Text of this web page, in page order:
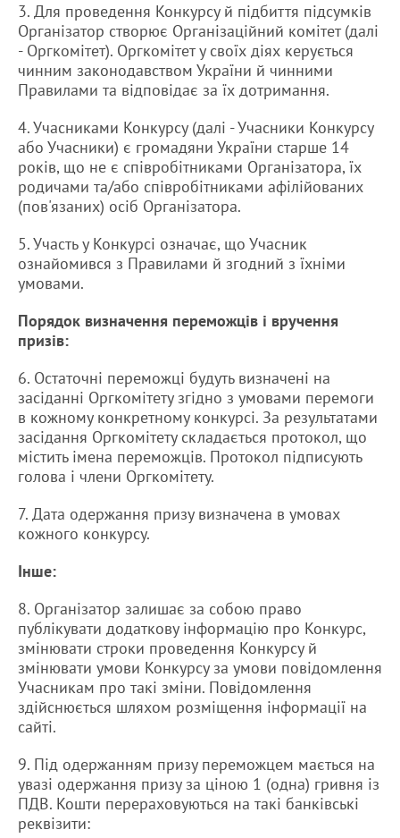
3. Для проведення Конкурсу й підбиття підсумків
Організатор створює Організаційний комітет (далі
- Оргкомітет). Оргкомітет у своїх діях керується
чинним законодавством України й чинними
Правилами та відповідає за їх дотримання.
4. Учасниками Конкурсу (далі - Учасники Конкурсу
або Учасники) є громадяни України старше 14
років, що не є співробітниками Організатора, їх
родичами та/або співробітниками афілійованих
(пов'язаних) осіб Організатора.
5. Участь у Конкурсі означає, що Учасник
ознайомився з Правилами й згодний з їхніми
умовами.
Порядок визначення переможців і вручення
призів:
6. Остаточні переможці будуть визначені на
засіданні Оргкомітету згідно з умовами перемоги
в кожному конкретному конкурсі. За результатами
засідання Оргкомітету складається протокол, що
містить імена переможців. Протокол підписують
голова і члени Оргкомітету.
7. Дата одержання призу визначена в умовах
кожного конкурсу.
Інше:
8. Організатор залишає за собою право
публікувати додаткову інформацію про Конкурс,
змінювати строки проведення Конкурсу й
змінювати умови Конкурсу за умови повідомлення
Учасникам про такі зміни. Повідомлення
здійснюється шляхом розміщення інформації на
сайті.
9. Під одержанням призу переможцем мається на
увазі одержання призу за ціною 1 (одна) гривня із
ПДВ. Кошти перераховуються на такі банківські
реквізити: